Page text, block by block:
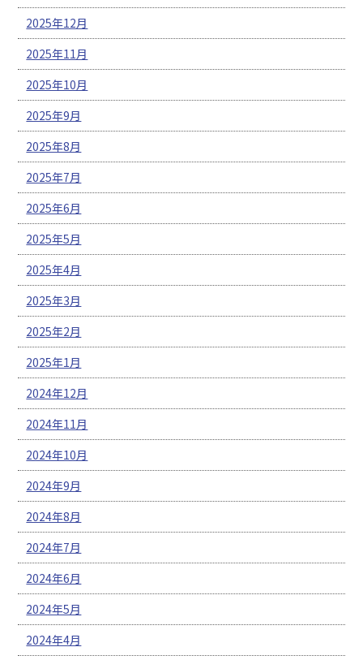
2025年12月
2025年11月
2025年10月
2025年9月
2025年8月
2025年7月
2025年6月
2025年5月
2025年4月
2025年3月
2025年2月
2025年1月
2024年12月
2024年11月
2024年10月
2024年9月
2024年8月
2024年7月
2024年6月
2024年5月
2024年4月